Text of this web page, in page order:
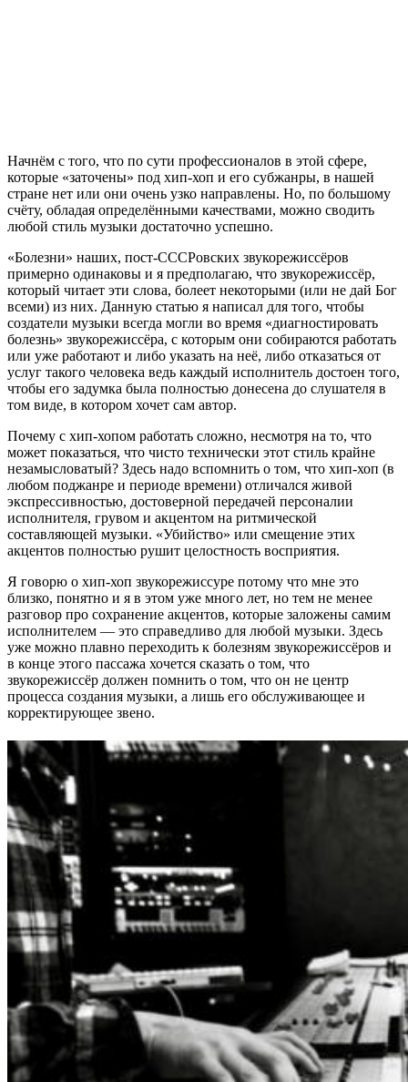
Начнём с того, что по сути профессионалов в этой сфере,
которые «заточены» под хип-хоп и его субжанры, в нашей
стране нет или они очень узко направлены. Но, по большому
счёту, обладая определёнными качествами, можно сводить
любой стиль музыки достаточно успешно.
«Болезни» наших, пост-СССРовских звукорежиссёров
примерно одинаковы и я предполагаю, что звукорежиссёр,
который читает эти слова, болеет некоторыми (или не дай Бог
всеми) из них. Данную статью я написал для того, чтобы
создатели музыки всегда могли во время «диагностировать
болезнь» звукорежиссёра, с которым они собираются работать
или уже работают и либо указать на неё, либо отказаться от
услуг такого человека ведь каждый исполнитель достоен того,
чтобы его задумка была полностью донесена до слушателя в
том виде, в котором хочет сам автор.
Почему с хип-хопом работать сложно, несмотря на то, что
может показаться, что чисто технически этот стиль крайне
незамысловатый? Здесь надо вспомнить о том, что хип-хоп (в
любом поджанре и периоде времени) отличался живой
экспрессивностью, достоверной передачей персоналии
исполнителя, грувом и акцентом на ритмической
составляющей музыки. «Убийство» или смещение этих
акцентов полностью рушит целостность восприятия.
Я говорю о хип-хоп звукорежиссуре потому что мне это
близко, понятно и я в этом уже много лет, но тем не менее
разговор про сохранение акцентов, которые заложены самим
исполнителем — это справедливо для любой музыки. Здесь
уже можно плавно переходить к болезням звукорежиссёров и
в конце этого пассажа хочется сказать о том, что
звукорежиссёр должен помнить о том, что он не центр
процесса создания музыки, а лишь его обслуживающее и
корректирующее звено.